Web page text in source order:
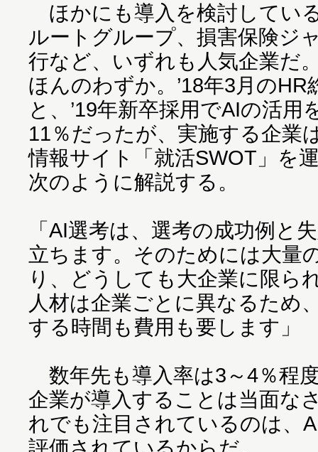
ほかにも導入を検討してい
ルートグループ、損害保険ジ
行など、いずれも人気企業だ
ほんのわずか。’18年3月の
と、’19年新卒採用でAIの活
11％だったが、実施する企業
情報サイト「就活SWOT」を
次のように解説する。
「AI選考は、選考の成功例と
立ちます。そのためには大量
り、どうしても大企業に限ら
人材は企業ごとに異なるため
する時間も費用も要します」
数年先も導入率は3～4％程
企業が導入することは当面な
れでも注目されているのは、